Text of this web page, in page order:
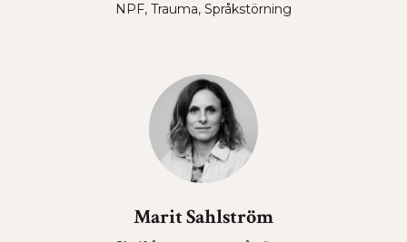
NPF, Trauma, Språkstörning
Marit Sahlström